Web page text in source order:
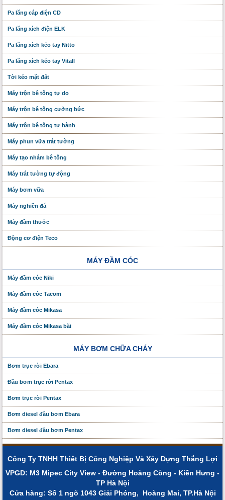
Pa lăng cáp điện CD
Pa lăng xích điện ELK
Pa lăng xích kéo tay Nitto
Pa lăng xích kéo tay Vitall
Tời kéo mặt đất
Máy trộn bê tông tự do
Máy trộn bê tông cưỡng bức
Máy trộn bê tông tự hành
Máy phun vữa trát tường
Máy tạo nhám bê tông
Máy trát tường tự động
Máy bơm vữa
Máy nghiền đá
Máy đầm thước
Động cơ điện Teco
MÁY ĐẦM CÓC
Máy đầm cóc Niki
Máy đầm cóc Tacom
Máy đầm cóc Mikasa
Máy đầm cóc Mikasa bãi
MÁY BƠM CHỮA CHÁY
Bơm trục rời Ebara
Đầu bơm trục rời Pentax
Bơm trục rời Pentax
Bơm diesel đầu bơm Ebara
Bơm diesel đầu bơm Pentax
Công Ty TNHH Thiết Bị Công Nghiệp Và Xây Dựng Thắng Lợi
VPGD: M3 Mipec City View - Đường Hoàng Công - Kiến Hưng -
TP Hà Nội
Cửa hàng: Số 1 ngõ 1043 Giải Phóng, Hoàng Mai, TP.Hà Nội